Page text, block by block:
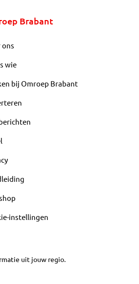
Brabant
ons
wie
bij Omroep Brabant
instellingen
uit jouw regio.